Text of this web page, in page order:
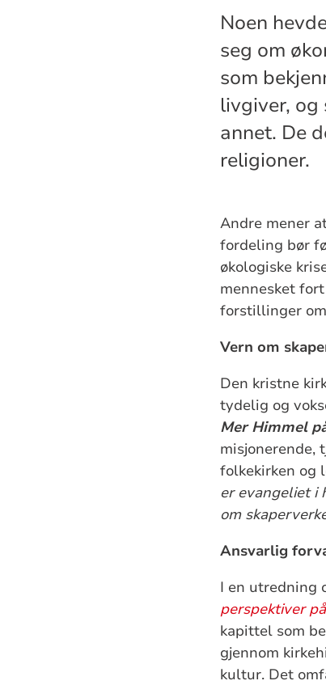
Noen
seg om
som
livgiver,
annet. De
religioner.
Andre mener
fordeling bør
økologiske
mennesket
forstillinger
Vern om
Den kristne
tydelig og
Mer Himmel
misjonerende,
folkekirken og
er evangeliet i
om
Ansvarlig
I en utredning
perspektiver
kapittel som
gjennom
kultur. Det